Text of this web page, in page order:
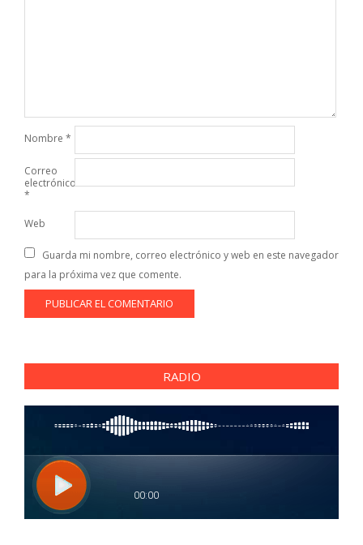
Nombre *
Correo
electrónico
*
Web
Guarda mi nombre, correo electrónico y web en este navegador
para la próxima vez que comente.
RADIO